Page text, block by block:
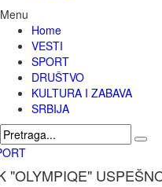
Menu
Home
VESTI
SPORT
DRUŠTVO
KULTURA I ZABAVA
SRBIJA
"OLYMPIQE"